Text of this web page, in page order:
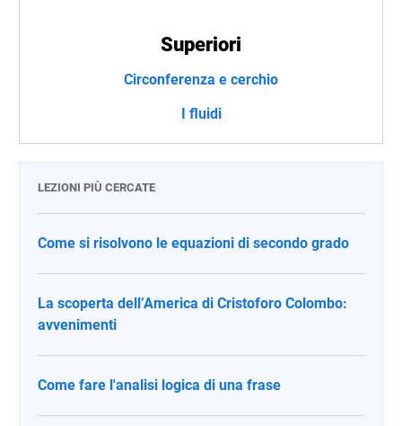
Superiori
Circonferenza e cerchio
I fluidi
LEZIONI PIÙ CERCATE
Come si risolvono le equazioni di secondo grado
La scoperta dell’America di Cristoforo Colombo:
avvenimenti
Come fare l'analisi logica di una frase